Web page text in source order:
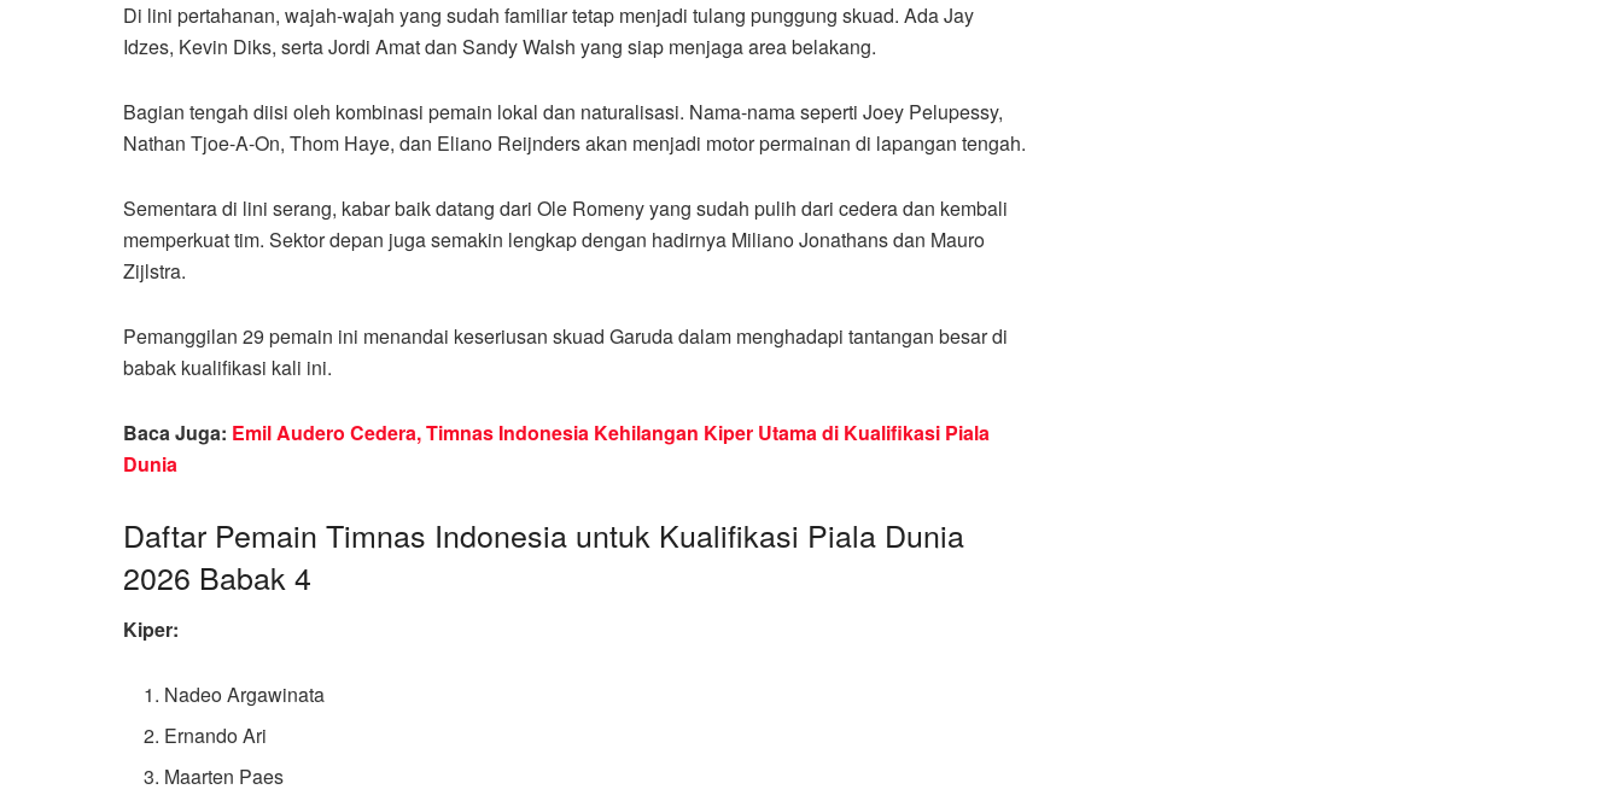
Di lini pertahanan, wajah-wajah yang sudah familiar tetap menjadi tulang punggung skuad. Ada Jay
Idzes, Kevin Diks, serta Jordi Amat dan Sandy Walsh yang siap menjaga area belakang.
Bagian tengah diisi oleh kombinasi pemain lokal dan naturalisasi. Nama-nama seperti Joey Pelupessy,
Nathan Tjoe-A-On, Thom Haye, dan Eliano Reijnders akan menjadi motor permainan di lapangan tengah.
Sementara di lini serang, kabar baik datang dari Ole Romeny yang sudah pulih dari cedera dan kembali
memperkuat tim. Sektor depan juga semakin lengkap dengan hadirnya Miliano Jonathans dan Mauro
Zijlstra.
Pemanggilan 29 pemain ini menandai keseriusan skuad Garuda dalam menghadapi tantangan besar di
babak kualifikasi kali ini.
Baca Juga: Emil Audero Cedera, Timnas Indonesia Kehilangan Kiper Utama di Kualifikasi Piala
Dunia
Daftar Pemain Timnas Indonesia untuk Kualifikasi Piala Dunia
2026 Babak 4
Kiper:
Nadeo Argawinata
Ernando Ari
Maarten Paes